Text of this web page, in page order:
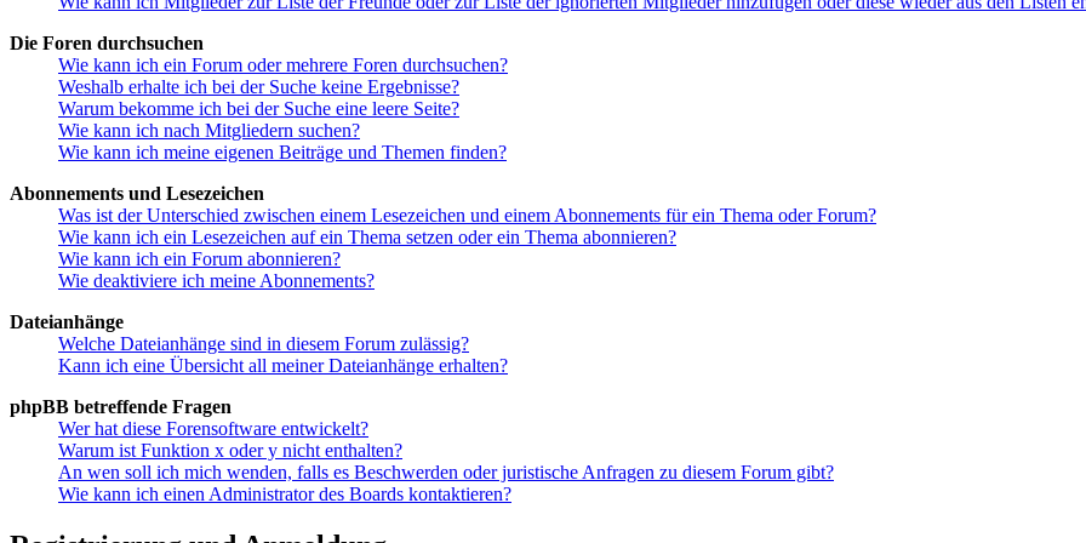
Die Foren durchsuchen
Wie kann ich ein Forum oder mehrere Foren durchsuchen?
Weshalb erhalte ich bei der Suche keine Ergebnisse?
Warum bekomme ich bei der Suche eine leere Seite?
Wie kann ich nach Mitgliedern suchen?
Wie kann ich meine eigenen Beiträge und Themen finden?
Abonnements und Lesezeichen
Was ist der Unterschied zwischen einem Lesezeichen und einem Abonnements für ein Thema oder Forum?
Wie kann ich ein Lesezeichen auf ein Thema setzen oder ein Thema abonnieren?
Wie kann ich ein Forum abonnieren?
Wie deaktiviere ich meine Abonnements?
Dateianhänge
Welche Dateianhänge sind in diesem Forum zulässig?
Kann ich eine Übersicht all meiner Dateianhänge erhalten?
phpBB betreffende Fragen
Wer hat diese Forensoftware entwickelt?
Warum ist Funktion x oder y nicht enthalten?
An wen soll ich mich wenden, falls es Beschwerden oder juristische Anfragen zu diesem Forum gibt?
Wie kann ich einen Administrator des Boards kontaktieren?